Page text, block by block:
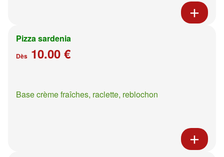
Pizza sardenia
Dès 10.00 €
Base crème fraîches, raclette, reblochon